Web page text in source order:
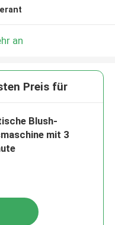
an
Preis für
Blush-
mit 3